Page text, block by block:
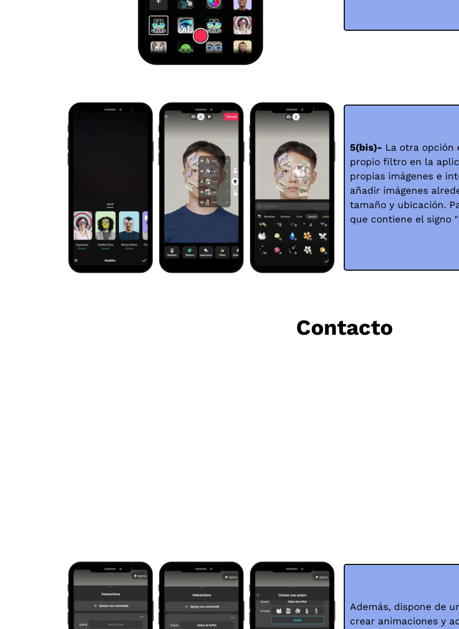
5(bis)- La otra opción
propio filtro en la
propias imágenes e
añadir imágenes
tamaño y ubicación.
que contiene el signo
Contacto
Además, dispone de
crear animaciones y